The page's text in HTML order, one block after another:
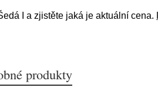
I a zjistěte jaká je aktuální cena.
produkty